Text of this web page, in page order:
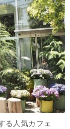
る人気カフェ